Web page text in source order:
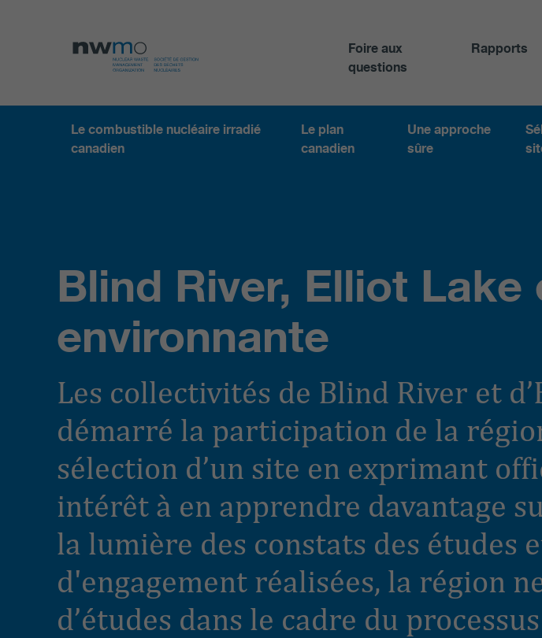
Foire aux
questions
Rapports
Le combustible nucléaire irradié
canadien
Le plan
canadien
Une approche
sûre
Blind River, Elliot Lake
environnante
Les collectivités de Blind River et
démarré la participation de la
sélection d’un site en exprimant
intérêt à en apprendre davantage
la lumière des constats des études
d'engagement réalisées, la région
d’études dans le cadre du